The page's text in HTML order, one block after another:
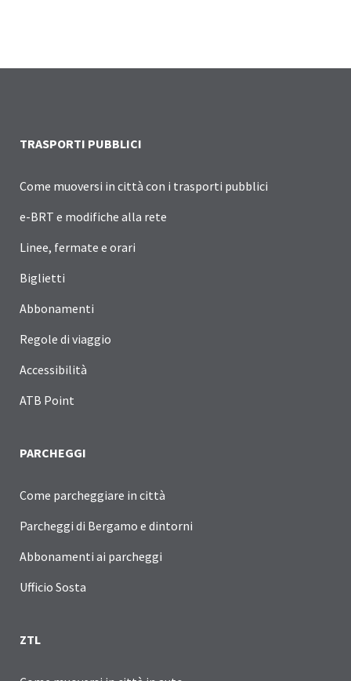
TRASPORTI PUBBLICI
Come muoversi in città con i trasporti pubblici
e-BRT e modifiche alla rete
Linee, fermate e orari
Biglietti
Abbonamenti
Regole di viaggio
Accessibilità
ATB Point
PARCHEGGI
Come parcheggiare in città
Parcheggi di Bergamo e dintorni
Abbonamenti ai parcheggi
Ufficio Sosta
ZTL